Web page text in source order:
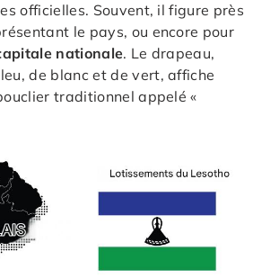
officielles. Souvent, il figure près
le pays, ou encore pour
nationale. Le drapeau,
de blanc et de vert, affiche
traditionnel appelé «